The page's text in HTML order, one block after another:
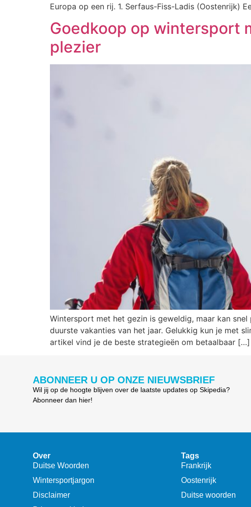
Europa op een rij. 1. Serfaus-Fiss-Ladis (Oostenrijk)
Goedkoop op wintersport
plezier
Wintersport met het gezin is geweldig, maar kan
duurste vakanties van het jaar. Gelukkig kun je met
artikel vind je de beste strategieën om betaalbaar […]
ABONNEER U OP ONZE NIEUWSBRIEF
Wil jij op de hoogte blijven over de laatste updates op Skipedia?
Abonneer dan hier!
Over
Duitse Woorden
Wintersportjargon
Disclaimer
Tags
Frankrijk
Oostenrijk
Duitse woorden